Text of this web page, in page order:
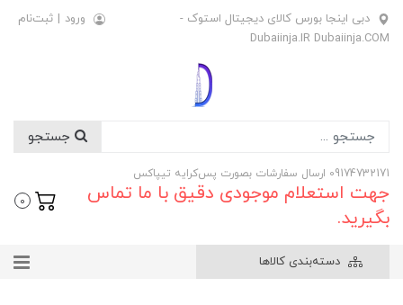
دبی اینجا بورس کالای دیجیتال استوک -
Dubaiinja.IR Dubaiinja.COM
ورود | ثبت‌نام
09174732171 ارسال سفارشات بصورت پس‌کرایه تیپاکس
جهت استعلام موجودی دقیق با ما تماس
بگیرید.
0
دسته‌بندی کالاها